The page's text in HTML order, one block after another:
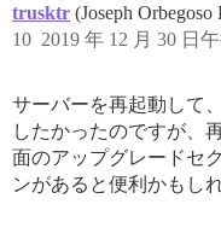
trusktr (Joseph Orbegoso
2019 年 12 月 30 日
10
サーバーを再起動して
したかったのですが、
面のアップグレードセ
ンがあると便利かもし